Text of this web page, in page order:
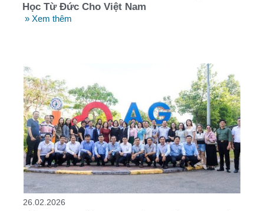
Học Từ Đức Cho Việt Nam
» Xem thêm
26.02.2026